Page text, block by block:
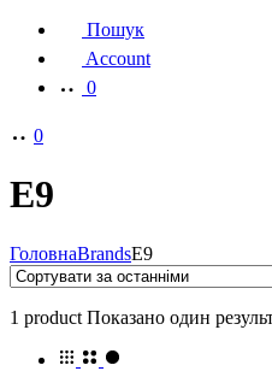
Пошук
Account
0
0
E9
ГоловнаBrandsE9
1 product Показано один